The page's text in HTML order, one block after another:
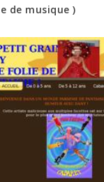
de musique )